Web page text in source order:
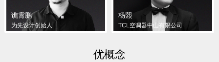
谯霄鹏
为先设计创始人
杨熙
TCL空调器中山有限公司
优概念